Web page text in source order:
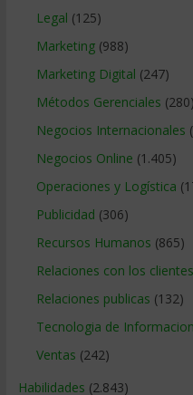
Legal (125)
Marketing(988)
Marketing Digital (247)
Métodos Gerenciales (280)
Negocios Internacionales
Negocios Online (1.405)
Operaciones y Logística
Publicidad (306)
Recursos Humanos (865)
Relaciones con los clientes
Relaciones publicas (132)
Tecnologia de Informacion
Ventas (242)
Habilidades (2.843)